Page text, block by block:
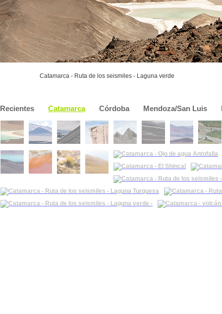
Catamarca - Ruta de los seismiles - Laguna verde
Recientes Catamarca Córdoba Mendoza/San Luis